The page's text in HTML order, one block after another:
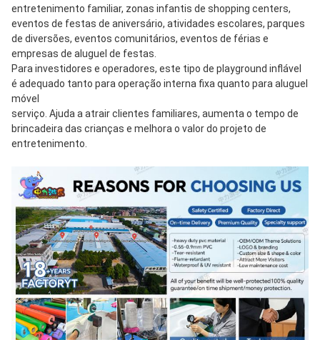
entretenimento familiar, zonas infantis de shopping centers,
eventos de festas de aniversário, atividades escolares, parques
de diversões, eventos comunitários, eventos de férias e
empresas de aluguel de festas.
Para investidores e operadores, este tipo de playground inflável
é adequado tanto para operação interna fixa quanto para aluguel
móvel
serviço. Ajuda a atrair clientes familiares, aumenta o tempo de
brincadeira das crianças e melhora o valor do projeto de
entretenimento.